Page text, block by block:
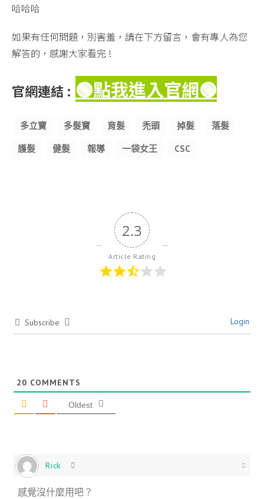
哈哈哈
如果有任何問題，別害羞，請在下方留言，會有專人為您
解答的，感謝大家看完 !
官網連結 : 🟢點我進入官網🟢
Tags
多立寶 多髮寶 育髮 禿頭 掉髮 落髮
護髮 健髮 報導 一袋女王 CSC
2.3
Article Rating
Subscribe Login
20 COMMENTS
Oldest
Rick
感覺沒什麼用吧？